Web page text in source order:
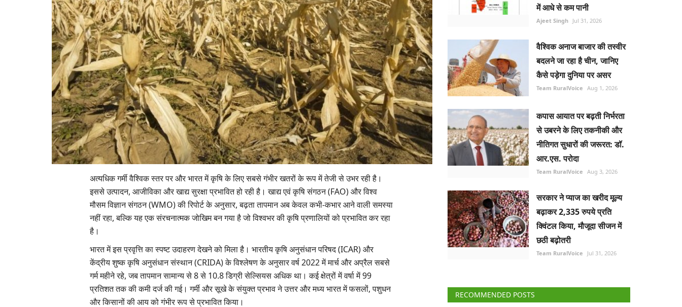
अत्यधिक गर्मी वैश्विक स्तर पर और भारत में कृषि के लिए सबसे गंभीर खतरों के रूप में तेजी से उभर रही है।
इससे उत्पादन, आजीविका और खाद्य सुरक्षा प्रभावित हो रही है। खाद्य एवं कृषि संगठन (FAO) और विश्व
मौसम विज्ञान संगठन (WMO) की रिपोर्ट के अनुसार, बढ़ता तापमान अब केवल कभी-कभार आने वाली समस्या
नहीं रहा, बल्कि यह एक संरचनात्मक जोखिम बन गया है जो विश्वभर की कृषि प्रणालियों को प्रभावित कर रहा
है।
भारत में इस प्रवृत्ति का स्पष्ट उदाहरण देखने को मिला है। भारतीय कृषि अनुसंधान परिषद (ICAR) और
केंद्रीय शुष्क कृषि अनुसंधान संस्थान (CRIDA) के विश्लेषण के अनुसार वर्ष 2022 में मार्च और अप्रैल सबसे
गर्म महीने रहे, जब तापमान सामान्य से 8 से 10.8 डिग्री सेल्सियस अधिक था। कई क्षेत्रों में वर्षा में 99
प्रतिशत तक की कमी दर्ज की गई। गर्मी और सूखे के संयुक्त प्रभाव ने उत्तर और मध्य भारत में फसलों, पशुधन
और किसानों की आय को गंभीर रूप से प्रभावित किया।
में आधे से कम पानी
Ajeet Singh Jul 31, 2026
वैश्विक अनाज बाजार की तस्वीर
बदलने जा रहा है चीन, जानिए
कैसे पड़ेगा दुनिया पर असर
Team RuralVoice Aug 1, 2026
कपास आयात पर बढ़ती निर्भरता
से उबरने के लिए तकनीकी और
नीतिगत सुधारों की जरूरत: डॉ.
आर.एस. परोदा
Team RuralVoice Aug 3, 2026
सरकार ने प्याज का खरीद मूल्य
बढ़ाकर 2,335 रुपये प्रति
क्विंटल किया, मौजूदा सीजन में
छठी बढ़ोतरी
Team RuralVoice Jul 31, 2026
RECOMMENDED POSTS